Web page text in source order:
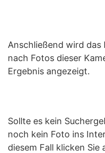
Anschließend wird
nach Fotos dieser
Ergebnis angezeigt.
Sollte es kein
noch kein Foto ins
diesem Fall klicken Sie